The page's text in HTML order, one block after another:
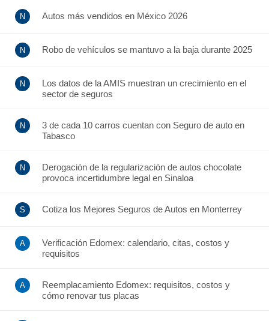
Autos más vendidos en México 2026
Robo de vehículos se mantuvo a la baja durante 2025
Los datos de la AMIS muestran un crecimiento en el
sector de seguros
3 de cada 10 carros cuentan con Seguro de auto en
Tabasco
Derogación de la regularización de autos chocolate
provoca incertidumbre legal en Sinaloa
Cotiza los Mejores Seguros de Autos en Monterrey
Verificación Edomex: calendario, citas, costos y
requisitos
Reemplacamiento Edomex: requisitos, costos y
cómo renovar tus placas